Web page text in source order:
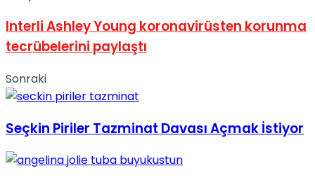
Interli Ashley Young koronavirüsten korunma
tecrübelerini paylaştı
Sonraki
Seçkin Piriler Tazminat Davası Açmak İstiyor